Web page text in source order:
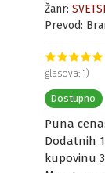
Žanr:
Prevod:
glasova: 1)
Dostupno
Puna cena:
Dodatnih
kupovinu